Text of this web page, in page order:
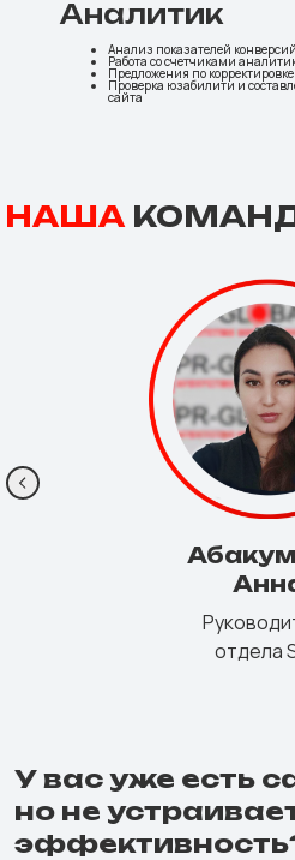
Аналитик
Анализ показателей
Работа со счетчиками
Предложения по
Проверка юзабилити и
сайта
НАША
отдела
У вас уже есть
но не